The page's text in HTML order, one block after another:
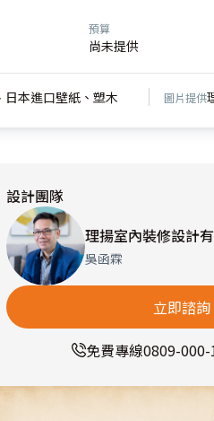
預算
尚未提供
本進口壁紙、塑木 圖片提供
設計團隊
理揚室內裝修設計
吳函霖
立即諮詢
免費專線0809-